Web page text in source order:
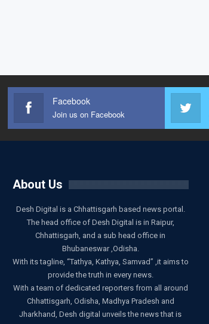
Facebook
Join us on Facebook
About Us
Desh Digital is a Chhattisgarh based news portal.
The head office of Desh Digital is in Raipur,
Chhattisgarh, and a sub head office in
Bhubaneswar ,Odisha.
With its tagline, “Tathya, Kathya, Samvad” ,it aims to
provide the truth in every news.
With a team of dedicated reporters from all around
Chhattisgarh, Odisha, Madhya Pradesh and
Jharkhand, Desh digital unveils the news that is